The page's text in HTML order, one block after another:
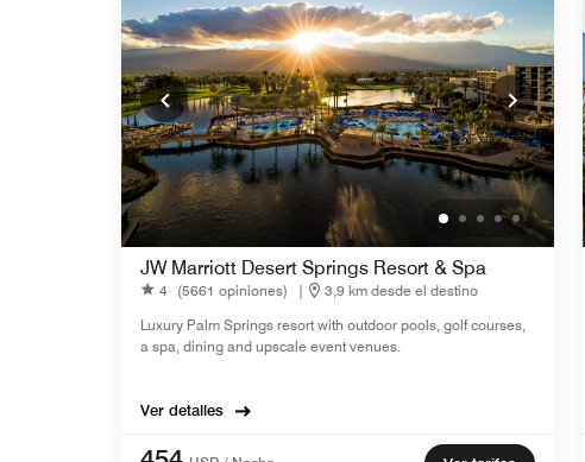
JW Marriott Desert Springs Resort & Spa
4 (5661 opiniones) |
3,9 km desde el destino
Luxury Palm Springs resort with outdoor pools, golf courses,
a spa, dining and upscale event venues.
Ver detalles